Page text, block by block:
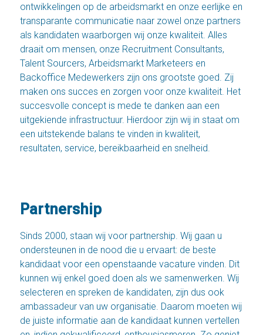
ontwikkelingen op de arbeidsmarkt en onze eerlijke en
transparante communicatie naar zowel onze partners
als kandidaten waarborgen wij onze kwaliteit. Alles
draait om mensen, onze Recruitment Consultants,
Talent Sourcers, Arbeidsmarkt Marketeers en
Backoffice Medewerkers zijn ons grootste goed. Zij
maken ons succes en zorgen voor onze kwaliteit. Het
succesvolle concept is mede te danken aan een
uitgekiende infrastructuur. Hierdoor zijn wij in staat om
een uitstekende balans te vinden in kwaliteit,
resultaten, service, bereikbaarheid en snelheid.
Partnership
Sinds 2000, staan wij voor partnership. Wij gaan u
ondersteunen in de nood die u ervaart: de beste
kandidaat voor een openstaande vacature vinden. Dit
kunnen wij enkel goed doen als we samenwerken. Wij
selecteren en spreken de kandidaten, zijn dus ook
ambassadeur van uw organisatie. Daarom moeten wij
de juiste informatie aan de kandidaat kunnen vertellen